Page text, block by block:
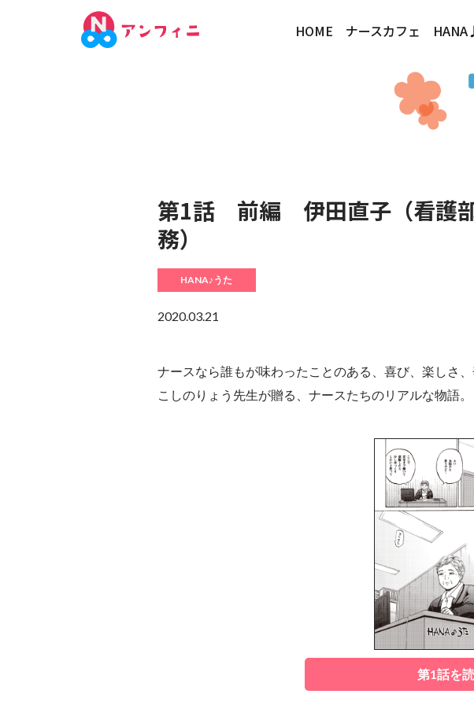
HOME ナースカフェ
第1話 前編 伊田直子（看護
務）
HANA♪うた
2020.03.21
ナースなら誰もが味わったことのある、喜び、楽しさ
こしのりょう先生が贈る、ナースたちのリアルな物語。
第1話を